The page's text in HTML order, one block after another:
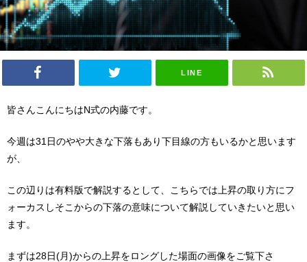
LINE
皆さんこんにちはN式の内藤です。
今週は31日のやや大きな下落もあり下目線の方もいるかと思います
が、
この辺りは有料版で解説するとして、こちらでは上昇の取り方にフ
ォーカスしそこからの下落の意味について解説していきたいと思い
ます。
まずは28日(月)からの上昇をロングした場面の画像をご覧下さ